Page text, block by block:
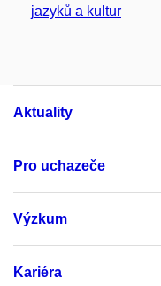
jazyků a kultur
Aktuality
Pro uchazeče
Výzkum
Kariéra